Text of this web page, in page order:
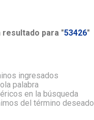
resultado para "53426"
ingresados
palabra
en la búsqueda
del término deseado